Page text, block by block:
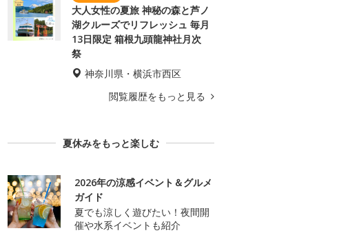
大人女性の夏旅 神秘の森と芦ノ
湖クルーズでリフレッシュ 毎月
13日限定 箱根九頭龍神社月次
祭
神奈川県・横浜市西区
閲覧履歴をもっと見る
夏休みをもっと楽しむ
2026年の涼感イベント＆グルメ
ガイド
夏でも涼しく遊びたい！夜間開
催や水系イベントも紹介